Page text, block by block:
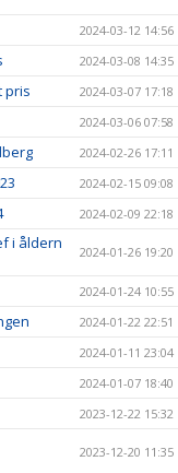
2024-03-12 14:56
2024-03-08 14:35
pris 2024-03-07 17:18
2024-03-06 07:58
2024-02-26 17:11
2024-02-15 09:08
2024-02-09 22:18
i åldern
2024-01-26 19:20
2024-01-24 10:55
2024-01-22 22:51
2024-01-11 23:04
2024-01-07 18:40
2023-12-22 15:32
2023-12-20 11:35